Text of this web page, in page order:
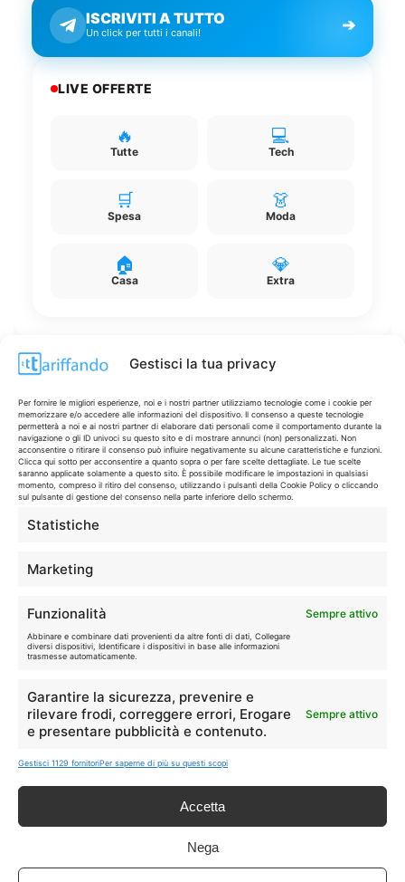
Gestisci la tua privacy
Per fornire le migliori esperienze, noi e i nostri partner utilizziamo tecnologie come i cookie per
memorizzare e/o accedere alle informazioni del dispositivo. Il consenso a queste tecnologie
permetterà a noi e ai nostri partner di elaborare dati personali come il comportamento durante la
navigazione o gli ID univoci su questo sito e di mostrare annunci (non) personalizzati. Non
acconsentire o ritirare il consenso può influire negativamente su alcune caratteristiche e funzioni.
Clicca qui sotto per acconsentire a quanto sopra o per fare scelte dettagliate. Le tue scelte
saranno applicate solamente a questo sito. È possibile modificare le impostazioni in qualsiasi
momento, compreso il ritiro del consenso, utilizzando i pulsanti della Cookie Policy o cliccando
sul pulsante di gestione del consenso nella parte inferiore dello schermo.
Statistiche
Marketing
Funzionalità Sempre attivo
Abbinare e combinare dati provenienti da altre fonti di dati, Collegare
diversi dispositivi, Identificare i dispositivi in base alle informazioni
trasmesse automaticamente.
Garantire la sicurezza, prevenire e
rilevare frodi, correggere errori, Erogare
e presentare pubblicità e contenuto.
Sempre attivo
Gestisci 1129 fornitoriPer saperne di più su questi scopi
Accetta
Nega
ISCRIVITI A TUTTO
Un click per tutti i canali! ➔
LIVE OFFERTE
🔥
Tutte
💻
Tech
🛒
Spesa
👗
Moda
🏠
Casa
💎
Extra
Disclaimer
I marchi citati appartengono ai rispettivi proprietari. Le offerte
segnalate possono subire variazioni: verifica sempre le condizioni
sui siti ufficiali.
guadagno dagli acquisti idonei.
Note Legali|Cookie Policy
Chi Siamo